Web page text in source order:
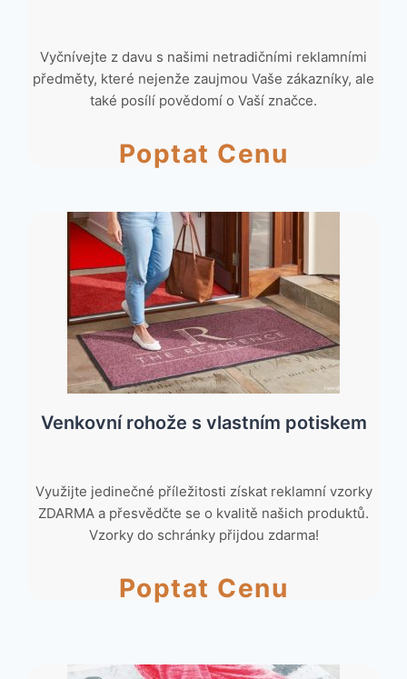
Vyčnívejte z davu s našimi netradičními reklamními
předměty, které nejenže zaujmou Vaše zákazníky, ale
také posílí povědomí o Vaší značce.
Poptat Cenu
Venkovní rohože s vlastním potiskem
Využijte jedinečné příležitosti získat reklamní vzorky
ZDARMA a přesvědčte se o kvalitě našich produktů.
Vzorky do schránky přijdou zdarma!
Poptat Cenu